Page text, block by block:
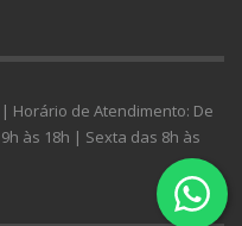
de Atendimento: De
às 18h | Sexta das 8h às